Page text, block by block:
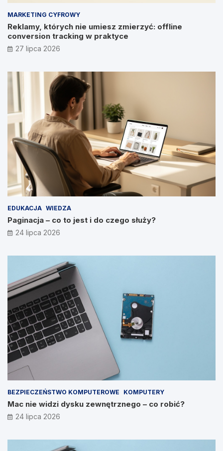
MARKETING CYFROWY
Reklamy, których nie umiesz zmierzyć: offline
conversion tracking w praktyce
27 lipca 2026
EDUKACJA WIEDZA
Paginacja – co to jest i do czego służy?
24 lipca 2026
BEZPIECZEŃSTWO KOMPUTEROWE KOMPUTERY
Mac nie widzi dysku zewnętrznego – co robić?
24 lipca 2026